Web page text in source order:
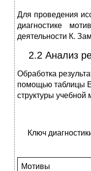
Для проведения
диагностике
деятельности К.
2.2 Анализ
Обработка
помощью таблицы
структуры учебной
Ключ
Мотивы